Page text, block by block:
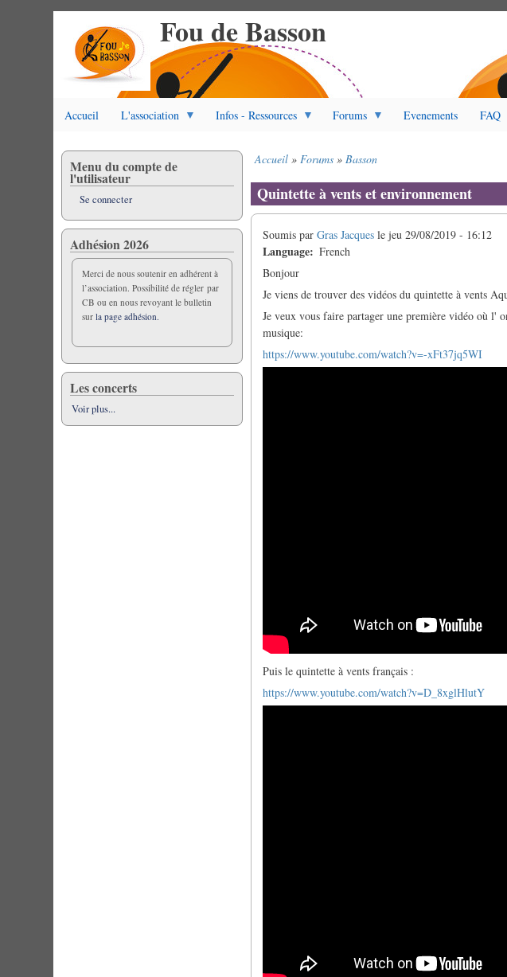
Fou de Basson
Accueil L'association Infos - Ressources Forums Evenements FAQ
d'Ariane
Accueil Forums Basson
Quintette à vents et environnement
Soumis parGras Jacques lejeu 29/08/2019 - 16:12
Language
French
Bonjour
Je viens de trouver des vidéos du quintette à vents
Je veux vous faire partager une première vidéo où l'
musique:
https://www.youtube.com/watch?v=-xFt37jq5WI
Puis le quintette à vents français :
https://www.youtube.com/watch?v=D_8xglHlutY
Menu du compte de
l'utilisateur
Se connecter
Adhésion 2026
Merci de nous soutenir en adhérent à
l’association. Possibilité de régler par
CB ou en nous revoyant le bulletin
surla page adhésion.
Les concerts
Voir plus...